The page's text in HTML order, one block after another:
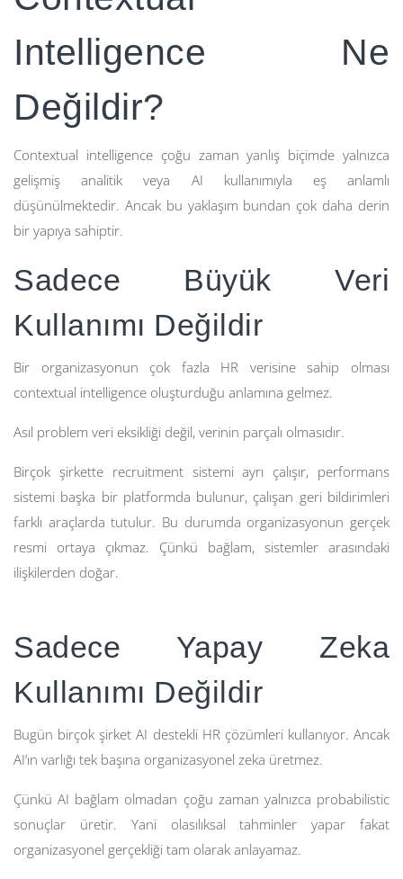
Intelligence Ne
Değildir?
Contextual intelligence çoğu zaman yanlış biçimde yalnızca
gelişmiş analitik veya AI kullanımıyla eş anlamlı
düşünülmektedir. Ancak bu yaklaşım bundan çok daha derin
bir yapıya sahiptir.
Sadece Büyük Veri
Kullanımı Değildir
Bir organizasyonun çok fazla HR verisine sahip olması
contextual intelligence oluşturduğu anlamına gelmez.
Asıl problem veri eksikliği değil, verinin parçalı olmasıdır.
Birçok şirkette recruitment sistemi ayrı çalışır, performans
sistemi başka bir platformda bulunur, çalışan geri bildirimleri
farklı araçlarda tutulur. Bu durumda organizasyonun gerçek
resmi ortaya çıkmaz. Çünkü bağlam, sistemler arasındaki
ilişkilerden doğar.
Sadece Yapay Zeka
Kullanımı Değildir
Bugün birçok şirket AI destekli HR çözümleri kullanıyor. Ancak
AI’ın varlığı tek başına organizasyonel zeka üretmez.
Çünkü AI bağlam olmadan çoğu zaman yalnızca probabilistic
sonuçlar üretir. Yani olasılıksal tahminler yapar fakat
organizasyonel gerçekliği tam olarak anlayamaz.